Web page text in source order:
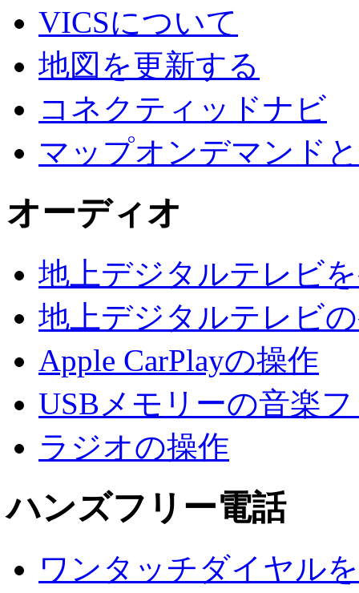
VICSについて
地図を更新する
コネクティッドナビ
マップオンデマンド
オーディオ
地上デジタルテレビ
地上デジタルテレビ
Apple CarPlayの操作
USBメモリーの音楽
ラジオの操作
ハンズフリー電話
ワンタッチダイヤル